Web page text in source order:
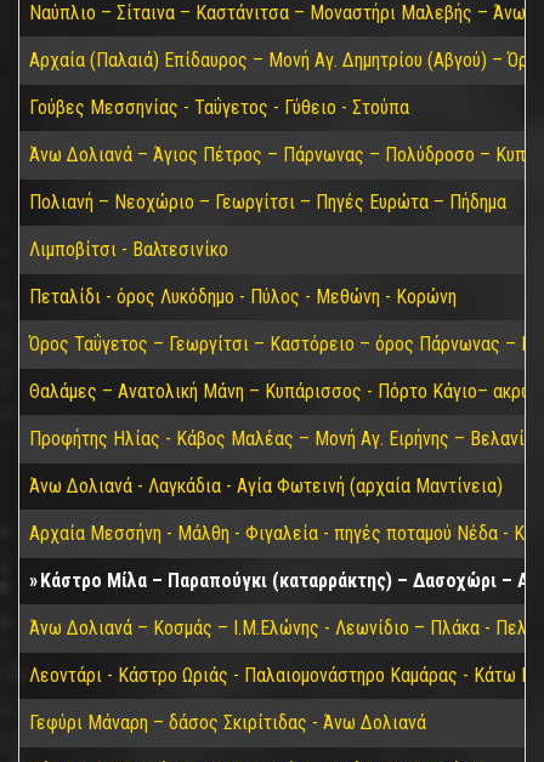
Ναύπλιο – Σίταινα – Καστάνιτσα – Μοναστήρι Μαλεβής – Άνω
Αρχαία (Παλαιά) Επίδαυρος – Μονή Αγ. Δημητρίου (Αβγού) –
Γούβες Μεσσηνίας - Ταΰγετος - Γύθειο - Στούπα
Άνω Δολιανά – Άγιος Πέτρος – Πάρνωνας – Πολύδροσο –
Πολιανή – Νεοχώριο – Γεωργίτσι – Πηγές Ευρώτα – Πήδημα
Λιμποβίτσι - Βαλτεσινίκο
Πεταλίδι - όρος Λυκόδημο - Πύλος - Μεθώνη - Κορώνη
Όρος Ταΰγετος – Γεωργίτσι – Καστόρειο – όρος Πάρνωνας –
Θαλάμες – Ανατολική Μάνη – Κυπάρισσος - Πόρτο Κάγιο–
Προφήτης Ηλίας - Κάβος Μαλέας – Μονή Αγ. Ειρήνης –
Άνω Δολιανά - Λαγκάδια - Αγία Φωτεινή (αρχαία Μαντίνεια)
Αρχαία Μεσσήνη - Μάλθη - Φιγαλεία - πηγές ποταμού Νέδα -
Κάστρο Μίλα – Παραπούγκι (καταρράκτης) – Δασοχώρι –
Άνω Δολιανά – Κοσμάς – Ι.Μ.Ελώνης - Λεωνίδιο – Πλάκα -
Λεοντάρι - Κάστρο Ωριάς - Παλαιομονάστηρο Καμάρας - Κάτω
Γεφύρι Μάναρη – δάσος Σκιρίτιδας - Άνω Δολιανά